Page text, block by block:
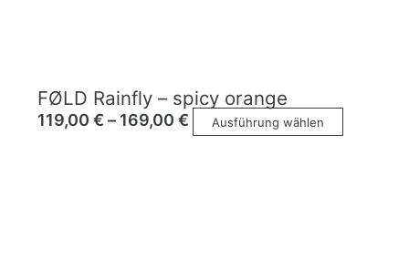
FØLD Rainfly – spicy orange
119,00€ – 169,00€ Ausführung wählen